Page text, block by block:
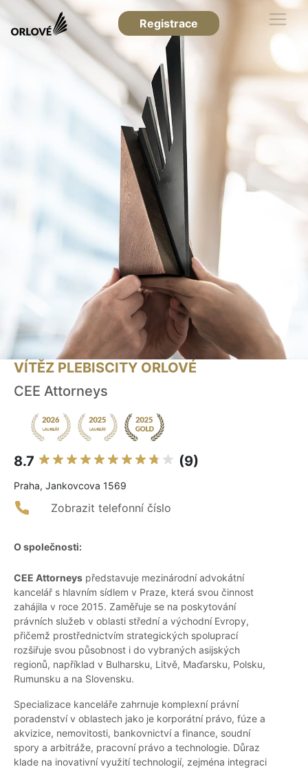
Registrace
VÍTĚZ PLEBISCITY ORLOVÉ
CEE Attorneys
8.7 (9)
Praha, Jankovcova 1569
Zobrazit telefonní číslo
O společnosti:
CEE Attorneys představuje mezinárodní advokátní
kancelář s hlavním sídlem v Praze, která svou činnost
zahájila v roce 2015. Zaměřuje se na poskytování
právních služeb v oblasti střední a východní Evropy,
přičemž prostřednictvím strategických spoluprací
rozšiřuje svou působnost i do vybraných asijských
regionů, například v Bulharsku, Litvě, Maďarsku, Polsku,
Rumunsku a na Slovensku.
Specializace kanceláře zahrnuje komplexní právní
poradenství v oblastech jako je korporátní právo, fúze a
akvizice, nemovitosti, bankovnictví a finance, soudní
spory a arbitráže, pracovní právo a technologie. Důraz
klade na inovativní využití technologií, zejména integraci